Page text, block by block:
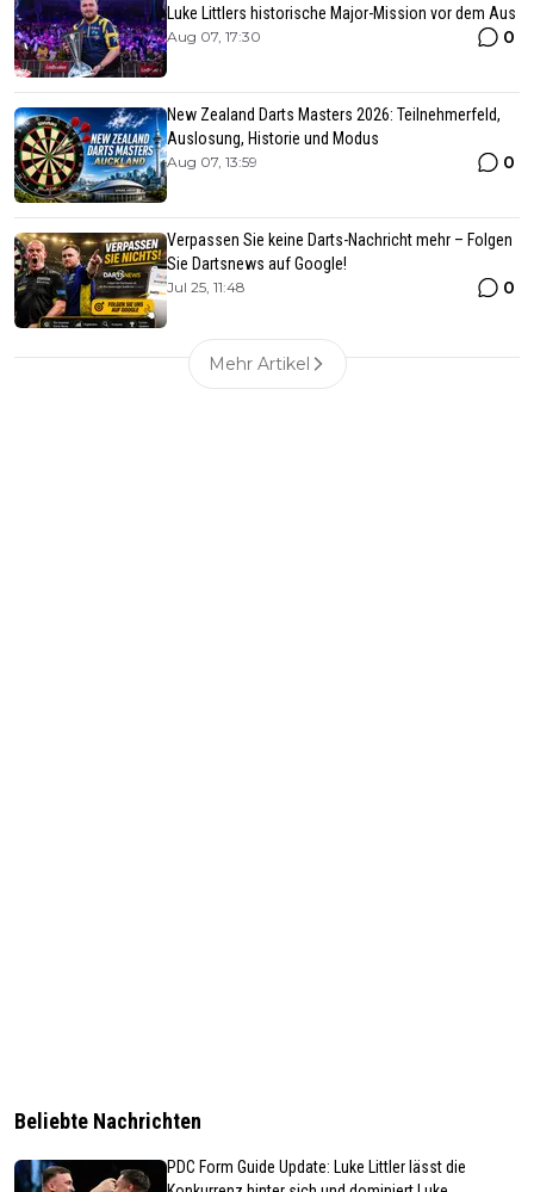
Luke Littlers historische Major-Mission vor dem Aus
Aug 07, 17:30 0
New Zealand Darts Masters 2026: Teilnehmerfeld,
Auslosung, Historie und Modus
Aug 07, 13:59 0
Verpassen Sie keine Darts-Nachricht mehr – Folgen
Sie Dartsnews auf Google!
Jul 25, 11:48 0
Mehr Artikel
Beliebte Nachrichten
PDC Form Guide Update: Luke Littler lässt die